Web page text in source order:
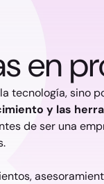
en
tecnología, sino
y las
de ser una